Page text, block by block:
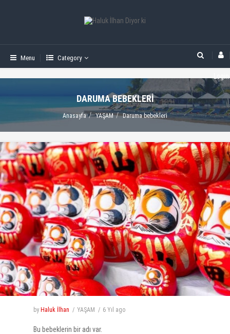
Menu Category
DARUMA BEBEKLERI
Anasayfa YAŞAM Daruma bebekleri
by Haluk İlhan YAŞAM 6 Yıl ago
Bu bebeklerin bir adı var.